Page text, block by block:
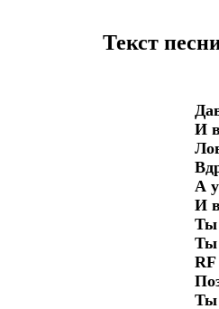
Текст
И
А
И
Ты
Ты
RF
Ты